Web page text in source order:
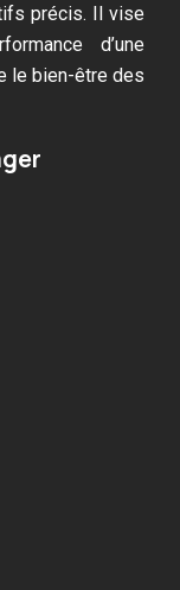
précis. Il vise
d’une
le bien-être des